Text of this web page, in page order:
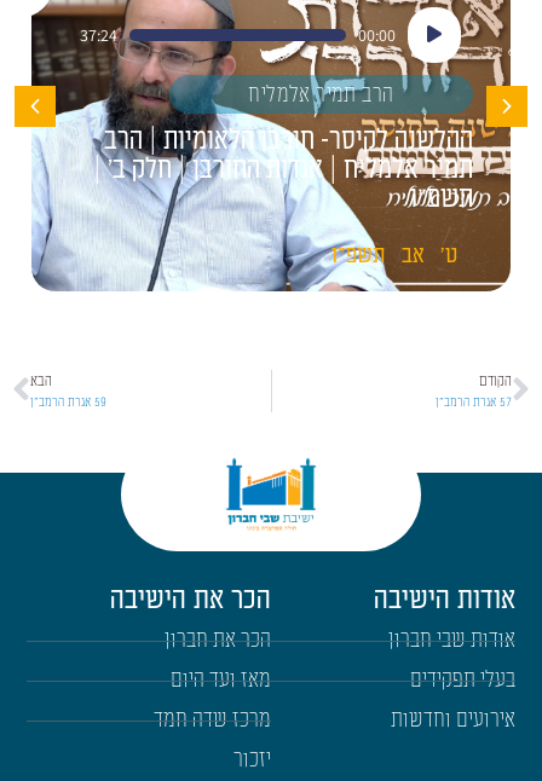
נגן
אודיו
00:00
37:24
הרב תמיר אלמליח
ההלשנה לקיסר- חורבן הלאומיות | הרב
תמיר אלמליח | אגדות החורבן | חלק ב' |
תשפ"ו
ט' אב תשפ"ו
הקודם
57 אגרת הרמב"ן
הבא
59 אגרת הרמב"ן
אודות הישיבה
אודות שבי חברון
בעלי תפקידים
אירועים וחדשות
הכר את הישיבה
הכר את חברון
מאז ועד היום
מרכז שדה חמד
יזכור